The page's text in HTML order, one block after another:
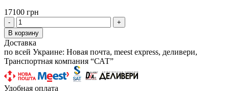
17100 грн
-
+
В корзину
Доставка
по всей Украине: Новая почта, meest express, деливери,
Транспортная компания “САТ”
Удобная оплата